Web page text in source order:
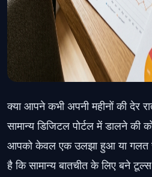
क्या आपने कभी अपनी महीनों की देर
सामान्य डिजिटल पोर्टल में डालने
आपको केवल एक उलझा हुआ या गलत
है कि सामान्य बातचीत के लिए बने